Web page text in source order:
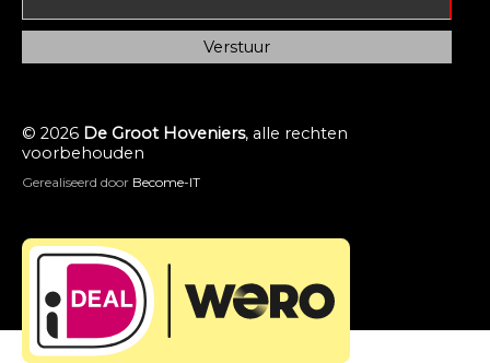
© 2026 De Groot Hoveniers, alle rechten
voorbehouden
Gerealiseerd door Become-IT